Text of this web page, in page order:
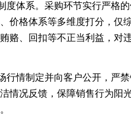
度体系。采购环节实行严格
价格体系等多维度打分，仅
赂、回扣等不正当利益，对
行情制定并向客户公开，严
情况反馈，保障销售行为阳光